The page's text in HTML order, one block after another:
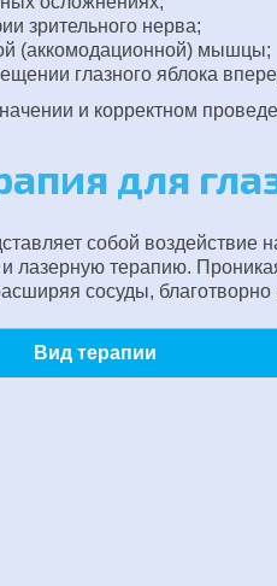
зрительного нерва;
(аккомодационной) мышцы;
глазного яблока
и корректном
для
собой
лазерную терапию.
сосуды,
Вид терапии